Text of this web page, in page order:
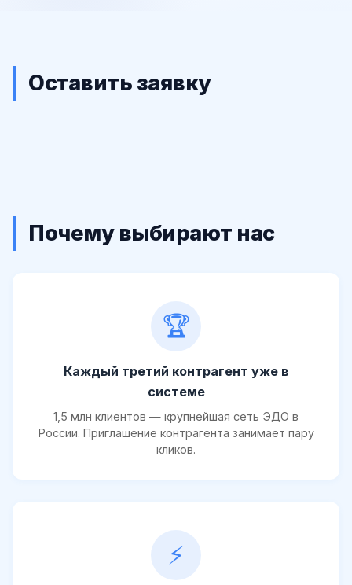
Оставить заявку
Почему выбирают нас
🏆
Каждый третий контрагент уже в
системе
1,5 млн клиентов — крупнейшая сеть ЭДО в
России. Приглашение контрагента занимает пару
кликов.
⚡